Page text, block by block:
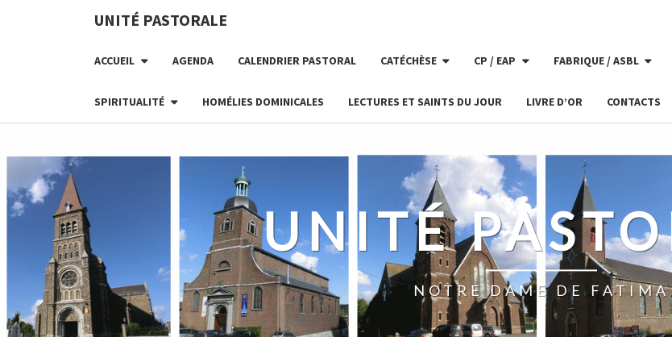
UNITÉ PASTORALE
ACCUEIL AGENDA CALENDRIER PASTORAL CATÉCHÈSE CP / EAP FABRIQUE / ASBL
SPIRITUALITÉ HOMÉLIES DOMINICALES LECTURES ET SAINTS DU JOUR LIVRE D’OR CONTACTS
UNITÉ
NOTRE DAME DE FATIMA